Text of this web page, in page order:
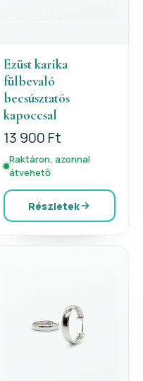
Ezüst karika
fülbevaló
becsúsztatós
kapoccsal
13 900 Ft
Raktáron, azonnal
átvehető
Részletek